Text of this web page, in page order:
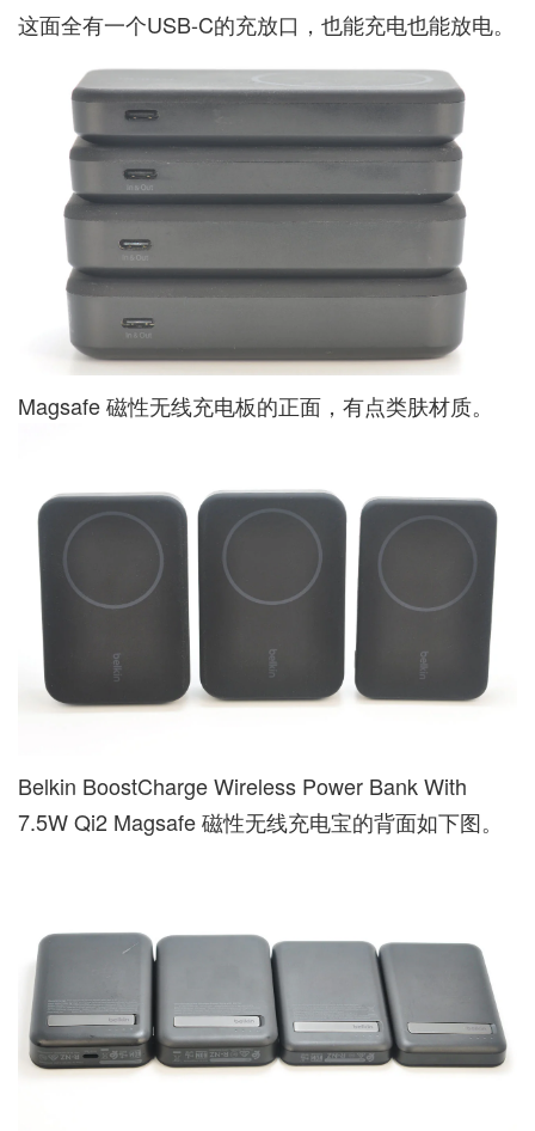
这面全有一个USB-C的充放口，也能充电也能放电。
Magsafe 磁性无线充电板的正面，有点类肤材质。
Belkin BoostCharge Wireless Power Bank With
7.5W Qi2 Magsafe 磁性无线充电宝的背面如下图。